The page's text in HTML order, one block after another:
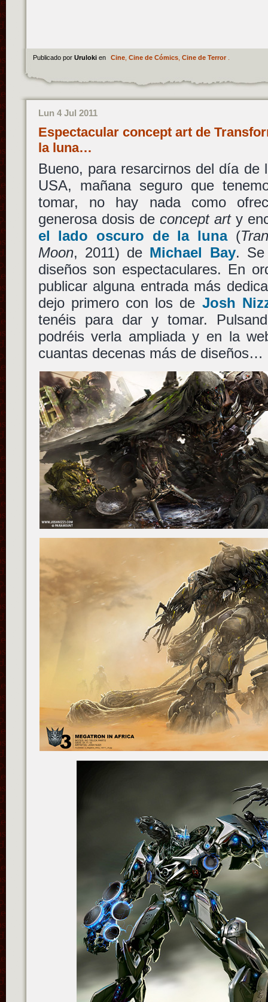
Publicado por Uruloki en Cine, Cine de Cómics, Cine de Terror.
Lun 4 Jul 2011
Espectacular concept art de
la luna…
Bueno, para resarcirnos del día de
USA, mañana seguro que
tomar, no hay nada como
generosa dosis de concept arty
el lado oscuro de la luna(
Moon, 2011) de Michael Bay. Se
diseños son espectaculares. En
publicar alguna entrada más
dejo primero con los de Josh
tenéis para dar y tomar.
podréis verla ampliada y en la
cuantas decenas más de diseños…